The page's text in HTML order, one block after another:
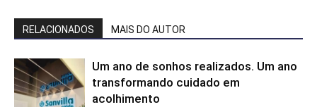
RELACIONADOS MAIS DO AUTOR
Um ano de sonhos realizados. Um ano
transformando cuidado em
acolhimento